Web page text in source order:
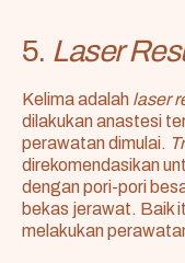
5. Laser
Kelima adalah laser
dilakukan anastesi
perawatan dimulai.
direkomendasikan
dengan pori-pori
bekas jerawat. Baik
melakukan